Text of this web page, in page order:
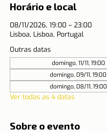
Horário e local
08/11/2026, 19:00 – 23:00
Lisboa, Lisboa, Portugal
Outras datas
domingo, 11/11, 19:00
domingo, 09/11, 19:00
domingo, 08/11, 19:00
Ver todas as 4 datas
Sobre o evento